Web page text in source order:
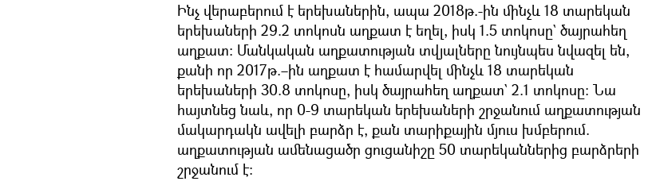
Ինչ վերաբերում է երեխաներին, ապա 2018թ.-ին մինչև 18 տարեկան
երեխաների 29.2 տոկոսն աղքատ է եղել, իսկ 1.5 տոկոսը` ծայրահեղ
աղքատ։ Մանկական աղքատության տվյալները նույնպես նվազել են,
քանի որ 2017թ.–ին աղքատ է համարվել մինչև 18 տարեկան
երեխաների 30.8 տոկոսը, իսկ ծայրահեղ աղքատ` 2.1 տոկոսը։ Նա
հայտնեց նաև, որ 0-9 տարեկան երեխաների շրջանում աղքատության
մակարդակն ավելի բարձր է, քան տարիքային մյուս խմբերում.
աղքատության ամենացածր ցուցանիշը 50 տարեկաններից բարձրերի
շրջանում է: